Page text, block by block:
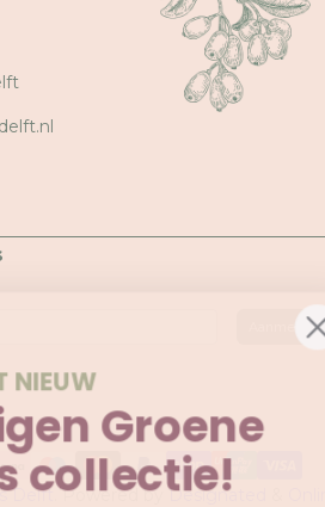
Aanmelden
Delft . Powered byDesignated
NIEUW
Groene
collectie!